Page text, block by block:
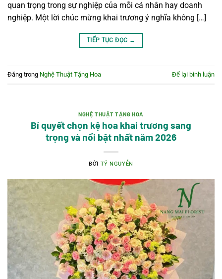
quan trọng trong sự nghiệp của mỗi cá nhân hay doanh
nghiệp. Một lời chúc mừng khai trương ý nghĩa không […]
TIẾP TỤC ĐỌC →
Đăng trong Nghệ Thuật Tặng Hoa Để lại bình luận
NGHỆ THUẬT TẶNG HOA
Bí quyết chọn kệ hoa khai trương sang
trọng và nổi bật nhất năm 2026
BỞI TÝ NGUYỄN